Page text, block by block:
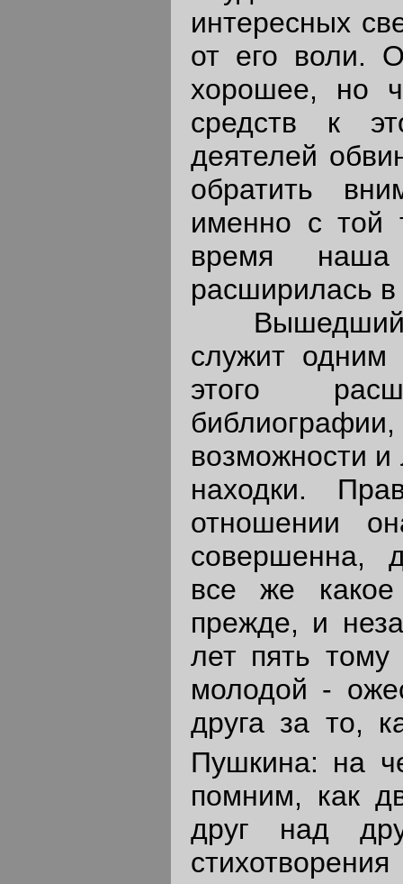
интересных
от его воли.
хорошее, но
средств к
деятелей
обратить
именно с той
время наша
расширилась в
Вышедший
служит одним
этого
возможности и
находки.
отношении
совершенна,
все же
прежде, и
лет пять
молодой -
друга за то,
Пушкина: на
помним, как
друг над